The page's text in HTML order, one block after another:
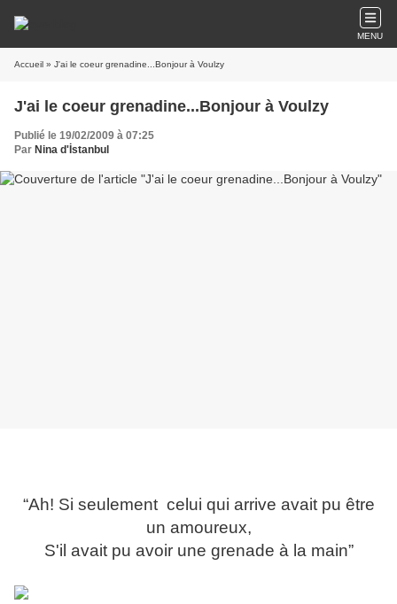
MENU
Accueil » J'ai le coeur grenadine...Bonjour à Voulzy
J'ai le coeur grenadine...Bonjour à Voulzy
Publié le 19/02/2009 à 07:25
Par Nina d'İstanbul
“Ah! Si seulement celui qui arrive avait pu être
un amoureux,
S'il avait pu avoir une grenade à la main”